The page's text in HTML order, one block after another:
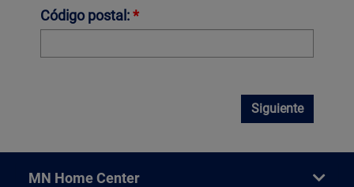
Código postal:*
Siguiente
MN Home Center